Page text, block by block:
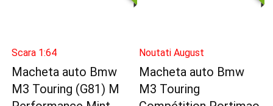
Scara 1:64
Macheta auto Bmw
M3 Touring (G81) M
Noutati August
Macheta auto Bmw
M3 Touring